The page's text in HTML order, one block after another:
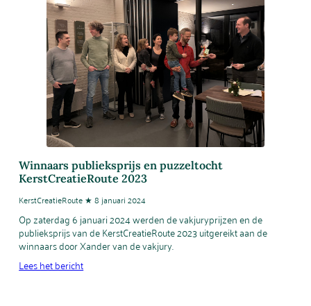
Winnaars publieksprijs en puzzeltocht
KerstCreatieRoute 2023
KerstCreatieRoute ★ 8 januari 2024
Op zaterdag 6 januari 2024 werden de vakjuryprijzen en de
publieksprijs van de KerstCreatieRoute 2023 uitgereikt aan de
winnaars door Xander van de vakjury.
Lees het bericht